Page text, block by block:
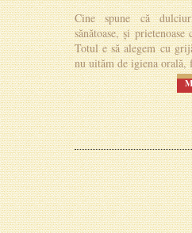
Cine spune că
sănătoase, și
Totul e să alegem cu
nu uităm de igiena orală,